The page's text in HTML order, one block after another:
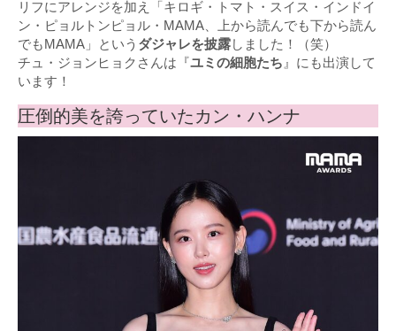
リフにアレンジを加え「キロギ・トマト・スイス・インドイ
ン・ピョルトンピョル・MAMA、上から読んでも下から読ん
でもMAMA」という ダジャレを披露しました！（笑）
チュ・ジョンヒョクさんは『ユミの細胞たち 』にも出演して
います！
圧倒的美を誇っていたカン・ハンナ